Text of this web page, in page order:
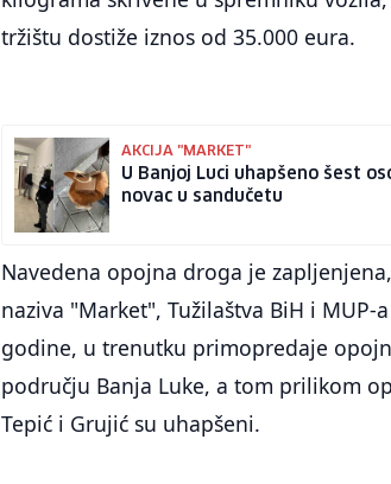
tržištu dostiže iznos od 35.000 eura.
AKCIJA "MARKET"
U Banjoj Luci uhapšeno šest
novac u sandučetu
Navedena opojna droga je
naziva "Market", Tužilaštva BiH i MUP-
godine, u trenutku primopredaje
području Banja Luke, a tom prilikom
Tepić i Grujić su uhapšeni.